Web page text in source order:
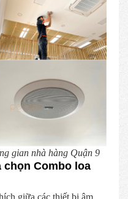
gian nhà hàng Quận 9
Combo loa
giữa các thiết bị âm